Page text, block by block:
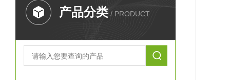
产品分类 / PRODUCT